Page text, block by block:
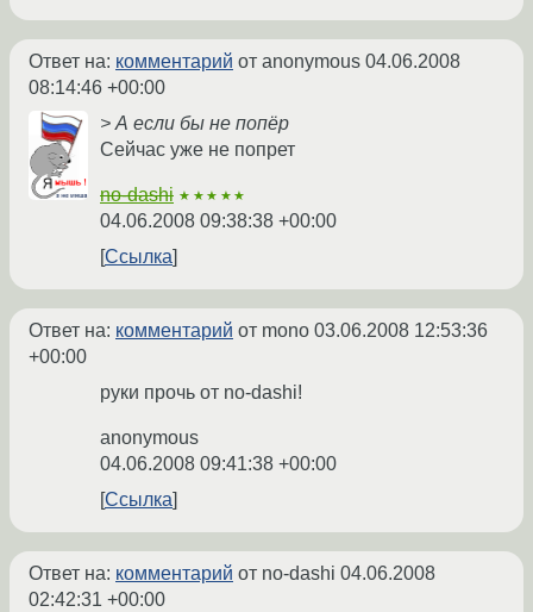
Ответ на: комментарий от anonymous 04.06.2008
08:14:46 +00:00
> А если бы не попёр
Сейчас уже не попрет
no-dashi ★★★★★
04.06.2008 09:38:38 +00:00
Ссылка
Ответ на: комментарий от mono 03.06.2008 12:53:36
+00:00
руки прочь от no-dashi!
anonymous
04.06.2008 09:41:38 +00:00
Ссылка
Ответ на: комментарий от no-dashi 04.06.2008
02:42:31 +00:00